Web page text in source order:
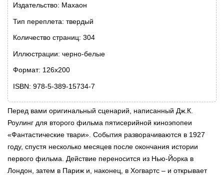
Издательство: Махаон
Тип переплета: твердый
Количество страниц: 304
Иллюстрации: черно-белые
Формат: 126х200
ISBN: 978-5-389-15734-7
Перед вами оригинальный сценарий, написанный Дж.К.
Роулинг для второго фильма пятисерийной киноэпопеи
«Фантастические твари». События разворачиваются в 1927
году, спустя несколько месяцев после окончания истории
первого фильма. Действие переносится из Нью-Йорка в
Лондон, затем в Париж и, наконец, в Хогвартс – и открывает